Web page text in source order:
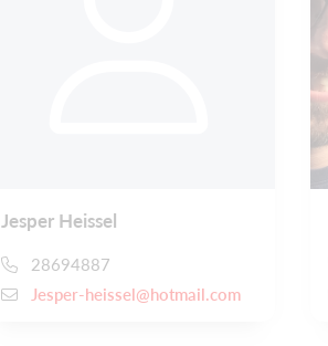
Jesper Heissel
28694887
Jesper-heissel@hotmail.com